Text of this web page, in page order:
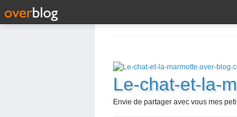
Le-chat-et-la-
Envie de partager avec vous mes